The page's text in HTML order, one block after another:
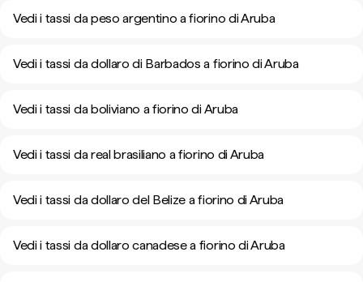
Vedi i tassi da peso argentino a fiorino di Aruba
Vedi i tassi da dollaro di Barbados a fiorino di Aruba
Vedi i tassi da boliviano a fiorino di Aruba
Vedi i tassi da real brasiliano a fiorino di Aruba
Vedi i tassi da dollaro del Belize a fiorino di Aruba
Vedi i tassi da dollaro canadese a fiorino di Aruba